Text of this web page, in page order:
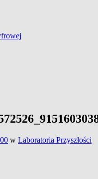
w Laboratoria Przyszłości